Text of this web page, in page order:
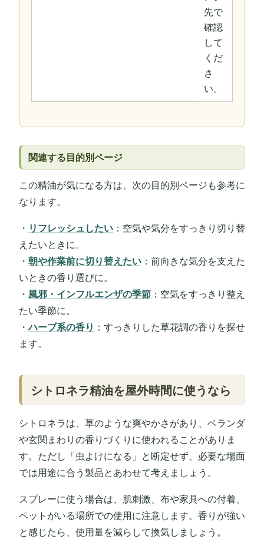
先で
確認
して
くだ
さ
い。
関連する目的別ページ
この精油が気になる方は、次の目的別ページも参考に
なります。
・ リフレッシュしたい ：空気や気分をすっきり切り替
えたいときに。
・ 朝や作業前に切り替えたい ：前向きな気分を支えた
いときの香り選びに。
・ 風邪・インフルエンザの季節 ：空気をすっきり整え
たい季節に。
・ハーブ系の香り ：すっきりした草花調の香りを探せ
ます。
シトロネラ精油を屋外時間に使うなら
シトロネラは、草のような爽やかさがあり、ベランダ
や玄関まわりの香りづくりに使われることがありま
す。ただし「虫よけになる」と断定せず、必要な場面
では用途に合う製品とあわせて考えましょう。
スプレーに使う場合は、肌刺激、布や家具への付着、
ペットがいる場所での使用に注意します。香りが強い
と感じたら、使用量を減らして換気しましょう。